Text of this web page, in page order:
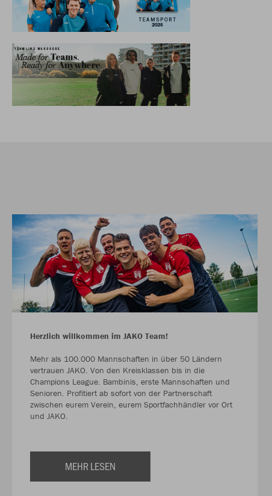
Herzlich willkommen im JAKO Team!
Mehr als 100.000 Mannschaften in über 50 Ländern
vertrauen JAKO. Von den Kreisklassen bis in die
Champions League. Bambinis, erste Mannschaften und
Senioren. Profitiert ab sofort von der Partnerschaft
zwischen eurem Verein, eurem Sportfachhändler vor Ort
und JAKO.
MEHR LESEN